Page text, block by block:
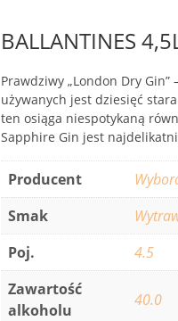
BALLANTINES
Prawdziwy „London Dry
używanych jest dziesięć
ten osiąga niespotykaną
Sapphire Gin jest
Producent
Smak
Poj.
4.5
Zawartość
alkoholu
40.0